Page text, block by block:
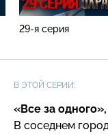
29-я серия
В ЭТОЙ СЕРИИ:
«Все за одного»,
В соседнем